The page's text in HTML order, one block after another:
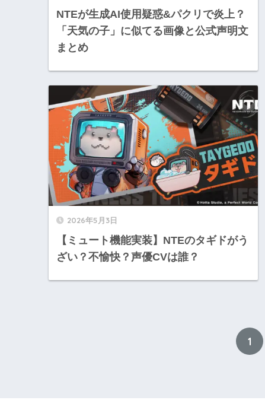
NTEが生成AI使用疑惑&パクリで炎上？
「天気の子」に似てる画像と公式声明文
まとめ
2026年5月3日
【ミュート機能実装】NTEのタギドがう
ざい？不愉快？声優CVは誰？
1